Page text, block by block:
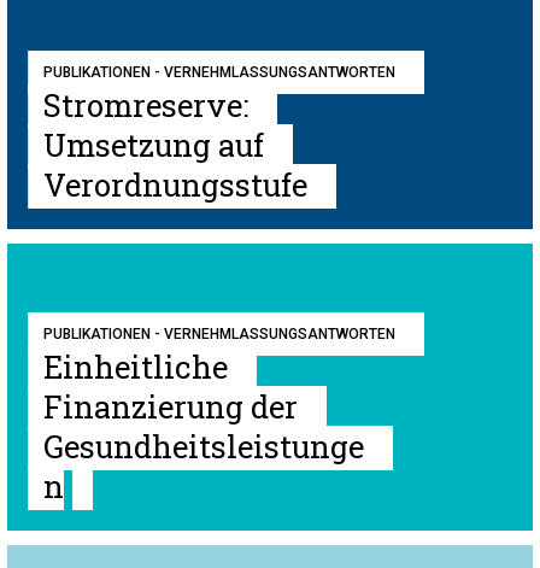
PUBLIKATIONEN - VERNEHMLASSUNGSANTWORTEN
Stromreserve:
Umsetzung auf
Verordnungsstufe
PUBLIKATIONEN - VERNEHMLASSUNGSANTWORTEN
Einheitliche
Finanzierung der
Gesundheitsleistunge
n